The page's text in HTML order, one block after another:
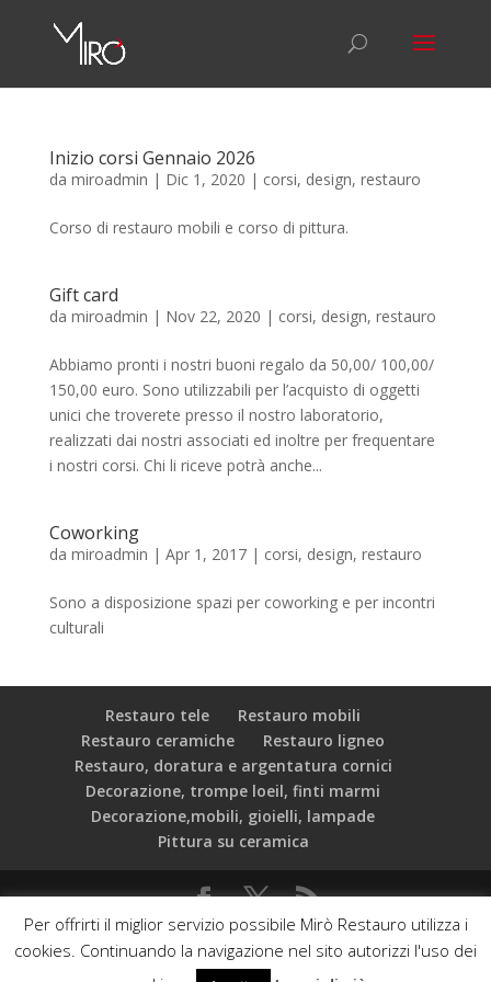
Inizio corsi Gennaio 2026
da miroadmin | Dic 1, 2020 | corsi, design, restauro
Corso di restauro mobili e corso di pittura.
Gift card
da miroadmin | Nov 22, 2020 | corsi, design, restauro
Abbiamo pronti i nostri buoni regalo da 50,00/ 100,00/
150,00 euro. Sono utilizzabili per l’acquisto di oggetti
unici che troverete presso il nostro laboratorio,
realizzati dai nostri associati ed inoltre per frequentare
i nostri corsi. Chi li riceve potrà anche...
Coworking
da miroadmin | Apr 1, 2017| corsi, design, restauro
Sono a disposizione spazi per coworking e per incontri
culturali
Restauro tele
Restauro mobili
Restauro ceramiche
Restauro ligneo
Restauro, doratura e argentatura cornici
Decorazione, trompe loeil, finti marmi
Decorazione,mobili, gioielli, lampade
Pittura su ceramica
C.F.: 97534000589 Mirò Associazione Culturale - Via dei
Vascellari, 19 - 00153 Roma - Web developed by:
Per offrirti il miglior servizio possibile Mirò Restauro utilizza i
cookies. Continuando la navigazione nel sito autorizzi l'uso dei